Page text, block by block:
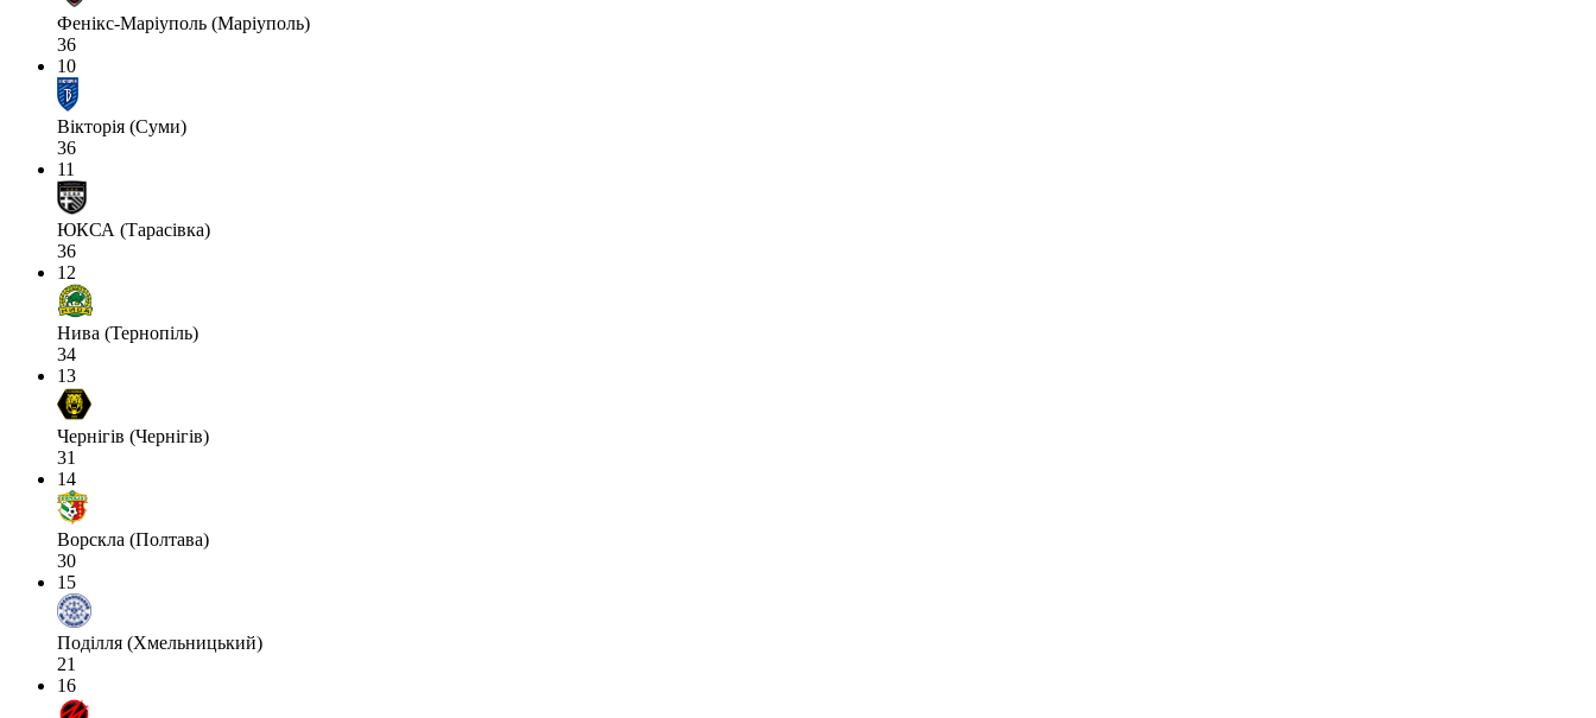
Фенікс-Маріуполь (Маріуполь)
36
10
Вікторія (Суми)
36
11
ЮКСА (Тарасівка)
36
12
Нива (Тернопіль)
34
13
Чернігів (Чернігів)
31
14
Ворскла (Полтава)
30
15
Поділля (Хмельницький)
21
16